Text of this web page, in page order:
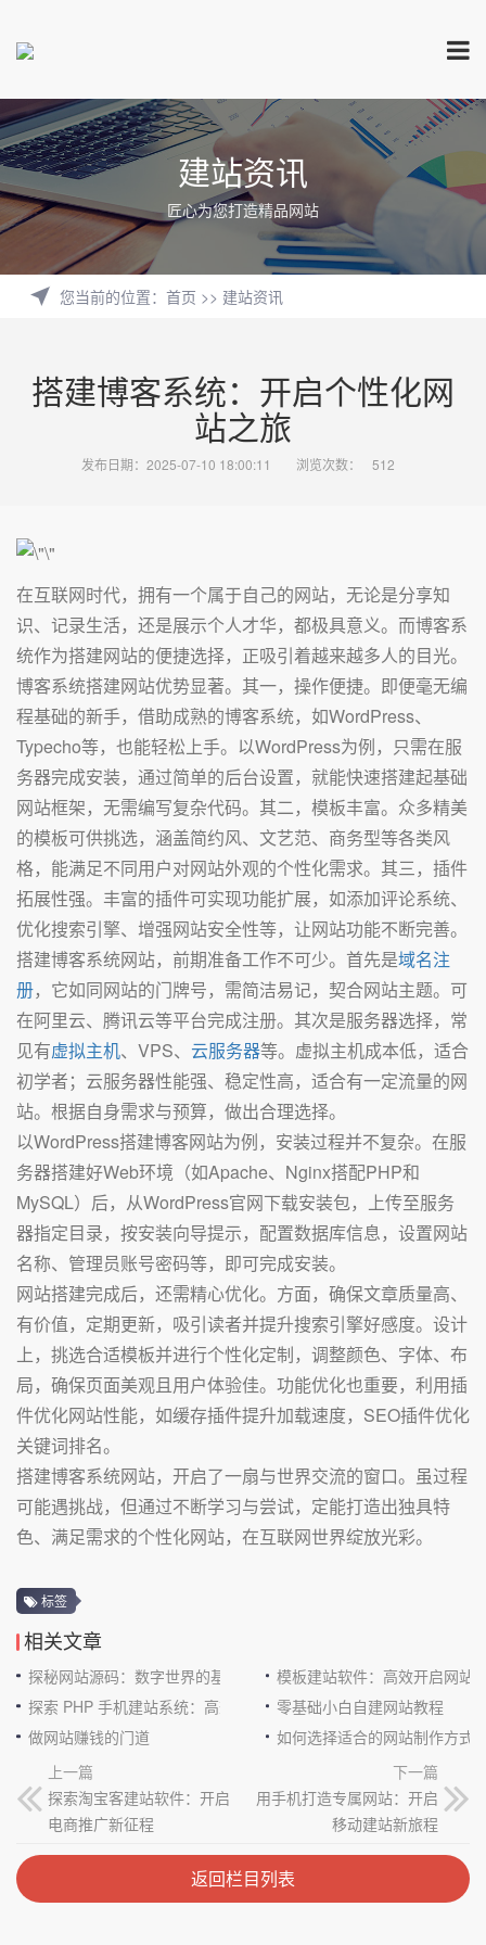
建站资讯
匠心为您打造精品网站
您当前的位置： 首页 >> 建站资讯
搭建博客系统：开启个性化网
站之旅
发布日期：2025-07-10 18:00:11 浏览次数： 512
在互联网时代，拥有一个属于自己的网站，无论是分享知
识、记录生活，还是展示个人才华，都极具意义。而博客系
统作为搭建网站的便捷选择，正吸引着越来越多人的目光。
博客系统搭建网站优势显著。其一，操作便捷。即便毫无编
程基础的新手，借助成熟的博客系统，如WordPress、
Typecho等，也能轻松上手。以WordPress为例，只需在服
务器完成安装，通过简单的后台设置，就能快速搭建起基础
网站框架，无需编写复杂代码。其二，模板丰富。众多精美
的模板可供挑选，涵盖简约风、文艺范、商务型等各类风
格，能满足不同用户对网站外观的个性化需求。其三，插件
拓展性强。丰富的插件可实现功能扩展，如添加评论系统、
优化搜索引擎、增强网站安全性等，让网站功能不断完善。
搭建博客系统网站，前期准备工作不可少。首先是域名注
册，它如同网站的门牌号，需简洁易记，契合网站主题。可
在阿里云、腾讯云等平台完成注册。其次是服务器选择，常
见有虚拟主机、VPS、 云服务器等。虚拟主机成本低，适合
初学者；云服务器性能强、稳定性高，适合有一定流量的网
站。根据自身需求与预算，做出合理选择。
以WordPress搭建博客网站为例，安装过程并不复杂。在服
务器搭建好Web环境（如Apache、Nginx搭配PHP和
MySQL）后，从WordPress官网下载安装包，上传至服务
器指定目录，按安装向导提示，配置数据库信息，设置网站
名称、管理员账号密码等，即可完成安装。
网站搭建完成后，还需精心优化。方面，确保文章质量高、
有价值，定期更新，吸引读者并提升搜索引擎好感度。设计
上，挑选合适模板并进行个性化定制，调整颜色、字体、布
局，确保页面美观且用户体验佳。功能优化也重要，利用插
件优化网站性能，如缓存插件提升加载速度，SEO插件优化
关键词排名。
搭建博客系统网站，开启了一扇与世界交流的窗口。虽过程
可能遇挑战，但通过不断学习与尝试，定能打造出独具特
色、满足需求的个性化网站，在互联网世界绽放光彩。
标签
相关文章
探秘网站源码：数字世界的基石
模板建站软件：高效开启网站
探索 PHP 手机建站系统：高效与便捷的完美结合零基础小白自建网站教程
做网站赚钱的门道
如何选择适合的网站制作方式
上一篇
探索淘宝客建站软件：开启
电商推广新征程
下一篇
用手机打造专属网站：开启
移动建站新旅程
返回栏目列表